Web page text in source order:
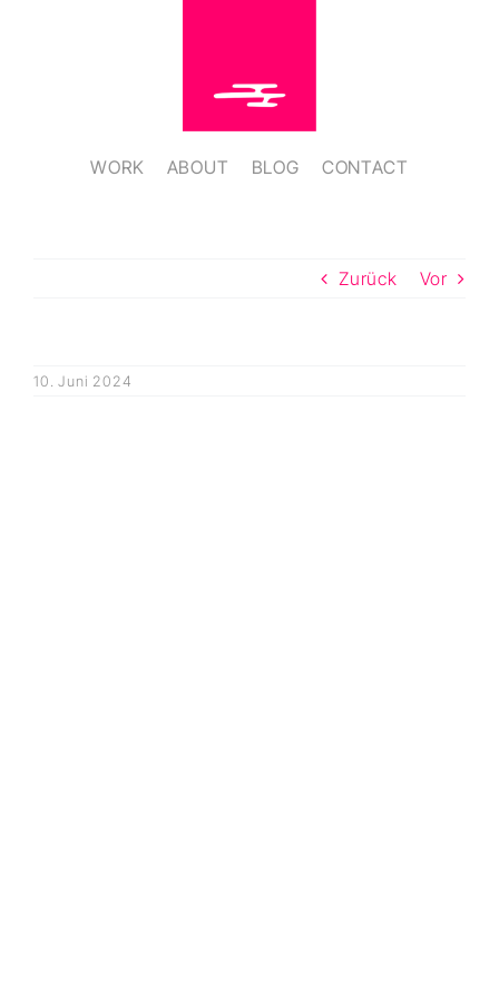
WORK ABOUT BLOG CONTACT
Zurück Vor
10. Juni 2024